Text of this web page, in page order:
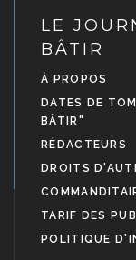
LE
BÂTIR
À PROPOS
DATES DE
BÂTIR"
RÉDACTEURS
DROITS
TARIF DES
POLITIQUE